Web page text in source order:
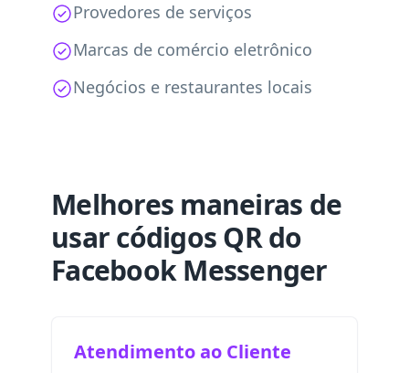
Provedores de serviços
Marcas de comércio eletrônico
Negócios e restaurantes locais
Melhores maneiras de
usar códigos QR do
Facebook Messenger
Atendimento ao Cliente